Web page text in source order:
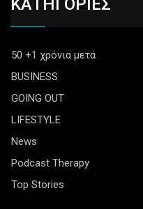
ΚΑΤΗΓΟΡΙΕΣ
50 +1 χρόνια μετά
BUSINESS
GOING OUT
LIFESTYLE
News
Podcast Therapy
Top Stories